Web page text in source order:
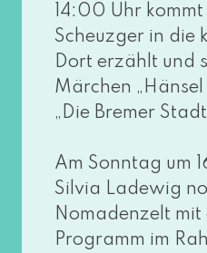
14:00 Uhr
Scheuzger in die
Dort erzählt und
Märchen
„Die Bremer
Am Sonntag um
Silvia Ladewig
Nomadenzelt mit
Programm im